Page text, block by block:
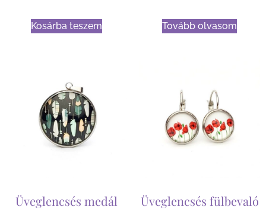
Kosárba teszem Tovább olvasom
Üveglencsés medál Üveglencsés fülbevaló